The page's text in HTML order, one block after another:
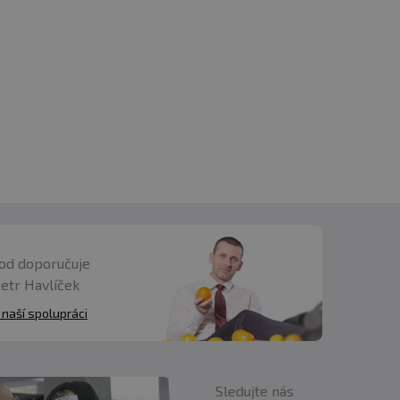
doporučuje
Havlíček
naší spolupráci
Sledujte nás